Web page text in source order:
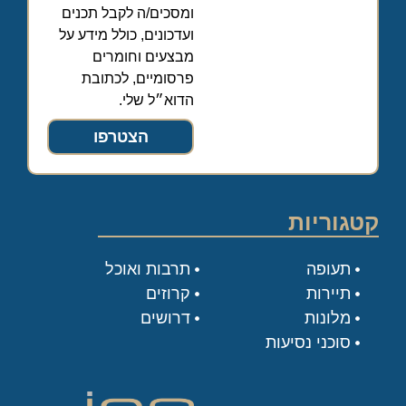
ומסכים/ה לקבל תכנים
ועדכונים, כולל מידע על
מבצעים וחומרים
פרסומיים, לכתובת
הדוא״ל שלי.
הצטרפו
קטגוריות
תעופה
תיירות
מלונות
סוכני נסיעות
תרבות ואוכל
קרוזים
דרושים